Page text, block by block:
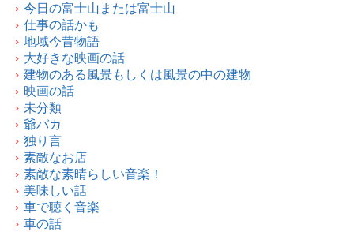
今日の富士山または富士山
仕事の話かも
地域今昔物語
大好きな映画の話
建物のある風景もしくは風景の中の建物
映画の話
未分類
爺バカ
独り言
素敵なお店
素敵な素晴らしい音楽！
美味しい話
車で聴く音楽
車の話